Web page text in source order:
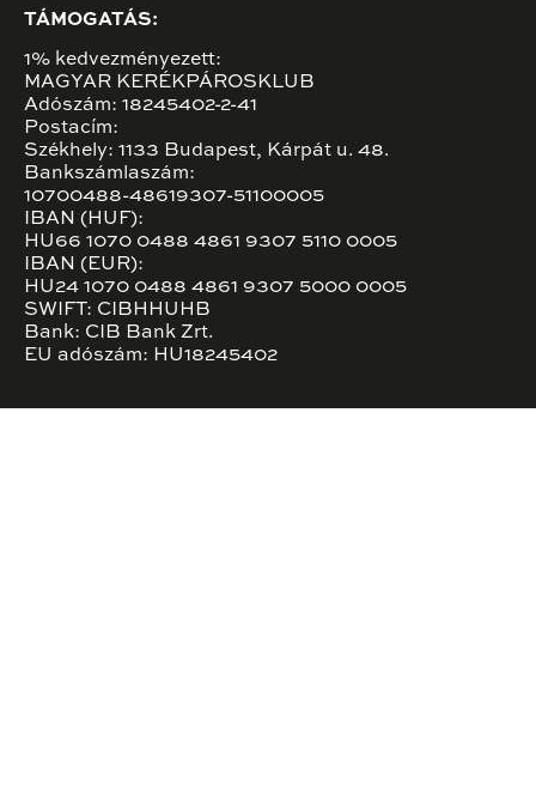
TÁMOGATÁS:
1% kedvezményezett:
MAGYAR KERÉKPÁROSKLUB
Adószám: 18245402-2-41
Postacím:
Székhely: 1133 Budapest, Kárpát u. 48.
Bankszámlaszám:
10700488-48619307-51100005
IBAN (HUF):
HU66 1070 0488 4861 9307 5110 0005
IBAN (EUR):
HU24 1070 0488 4861 9307 5000 0005
SWIFT: CIBHHUHB
Bank: CIB Bank Zrt.
EU adószám: HU18245402